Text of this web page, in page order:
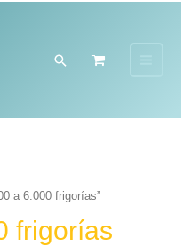
Buscar
a 6.000 frigorías”
frigorías